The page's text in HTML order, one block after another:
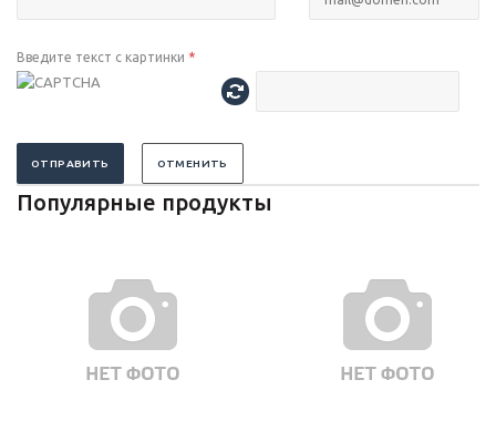
Введите текст с картинки *
ОТПРАВИТЬ ОТМЕНИТЬ
Популярные продукты